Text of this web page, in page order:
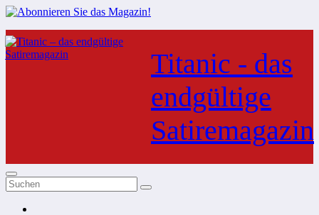
Zum
Inhalt
springen
Titanic - das
endgültige
Satiremagazin